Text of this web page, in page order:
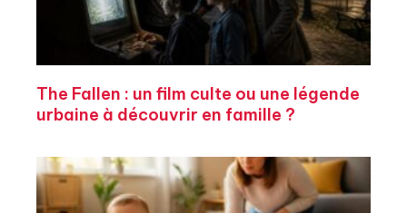
The Fallen : un film culte ou une légende
urbaine à découvrir en famille ?